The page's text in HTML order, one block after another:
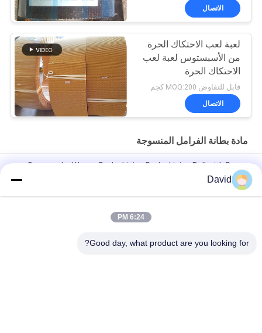
الاتصال
لعبة لعب الاحتكاك الحرة
من الأسبستوس لعبة لعب
الاحتكاك الحرة
قابل للتفاوض MOQ:200 كجم
الاتصال
مادة بطانة الفرامل المنسوجة
Drawworks Woven Brake Lining Brake Lining Roll with Brass
Wire Inside for Windlass
مادة غطاء الفرامل للسيارات مع النحاس
مادة غياب الأسبستوس المنسوجة المخصصة لفراشات الفرامل لرفع
David
6:24 PM
Good day, what product are you looking for?